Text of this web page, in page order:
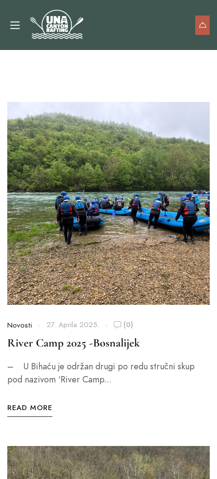
Category: Novosti
Novosti 27. Aprila 2025. (0)
River Camp 2025 -Bosnalijek
– U Bihaću je održan drugi po redu stručni skup
pod nazivom ‘River Camp...
READ MORE